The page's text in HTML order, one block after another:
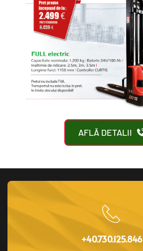
AFLĂ DETALII
+40.730.125.846